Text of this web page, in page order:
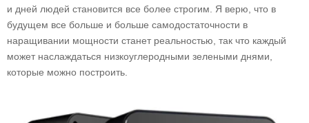
и дней людей становится все более строгим. Я верю, что в
будущем все больше и больше самодостаточности в
наращивании мощности станет реальностью, так что каждый
может наслаждаться низкоуглеродными зелеными днями,
которые можно построить.